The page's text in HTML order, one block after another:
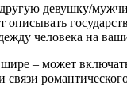
другую девушку/
человека на
– может